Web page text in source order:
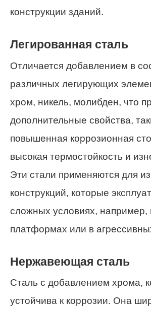
конструкции зданий.
Легированная сталь
Отличается добавлением в
различных легирующих
хром, никель, молибден, что
дополнительные свойства,
повышенная коррозионная
высокая термостойкость и
Эти стали применяются для
конструкций, которые
сложных условиях, например,
платформах или в
Нержавеющая сталь
Сталь с добавлением хрома,
устойчива к коррозии. Она